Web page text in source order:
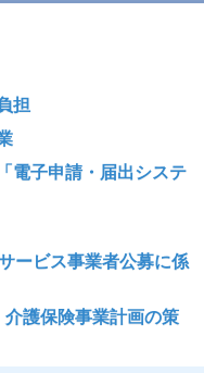
担
電子申請・届出システ
ービス事業者公募に係
護保険事業計画の策